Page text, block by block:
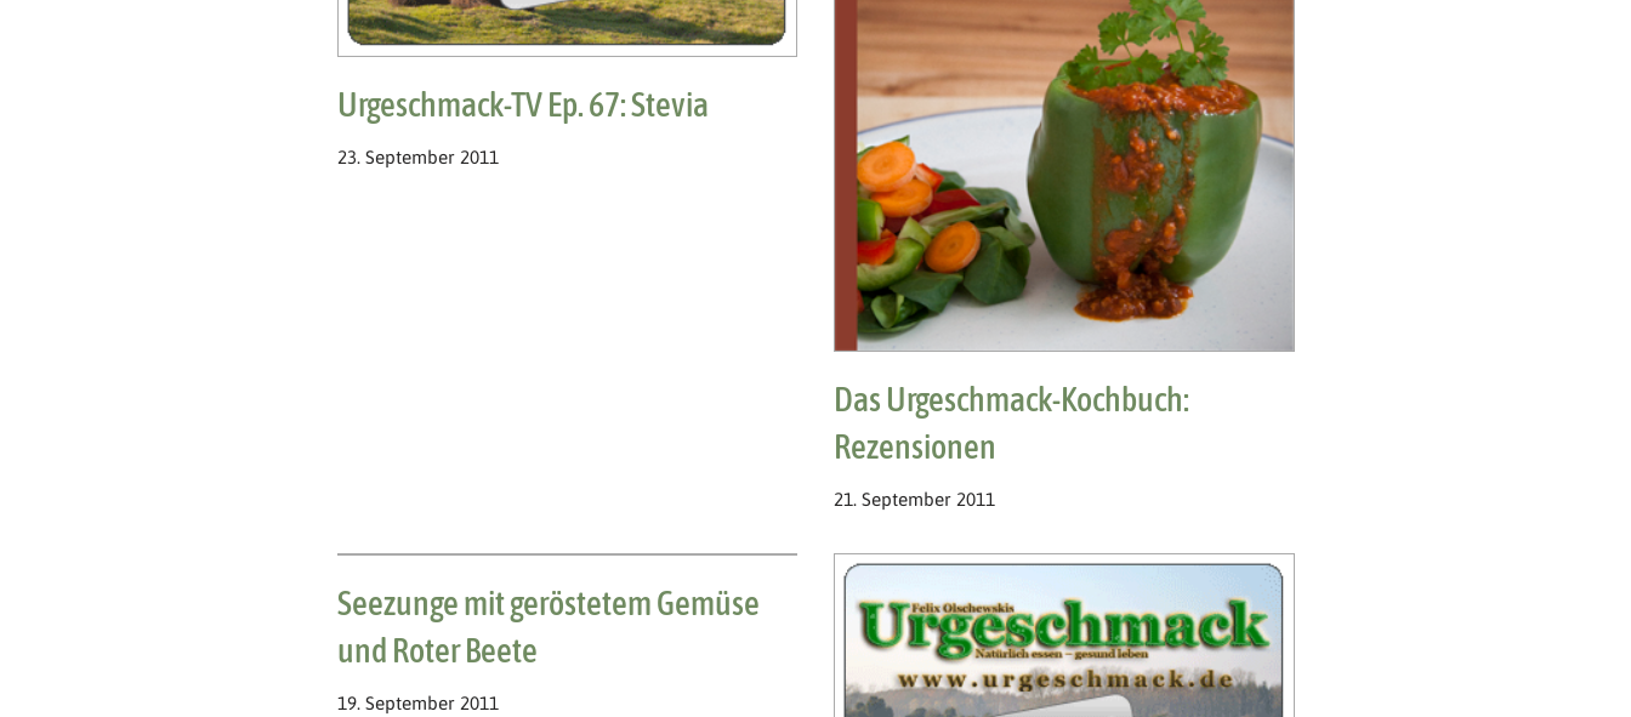
Urgeschmack-TV Ep. 67: Stevia
23. September 2011
Das Urgeschmack-Kochbuch:
Rezensionen
21. September 2011
Seezunge mit geröstetem Gemüse
und Roter Beete
19. September 2011